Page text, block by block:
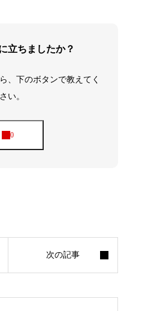
立ちましたか？
、下のボタンで教えてく
い。